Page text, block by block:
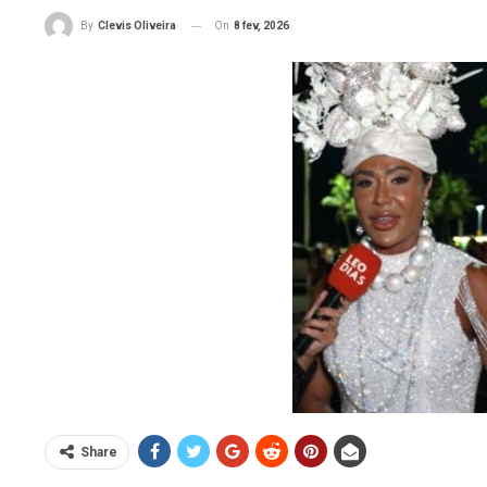
By Clevis Oliveira On 8 fev, 2026
Share